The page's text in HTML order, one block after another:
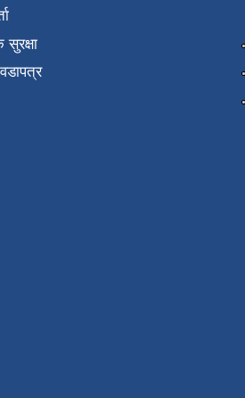
सुरक्षा